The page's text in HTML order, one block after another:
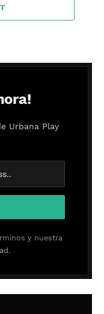
Urbana Play
y nuestra